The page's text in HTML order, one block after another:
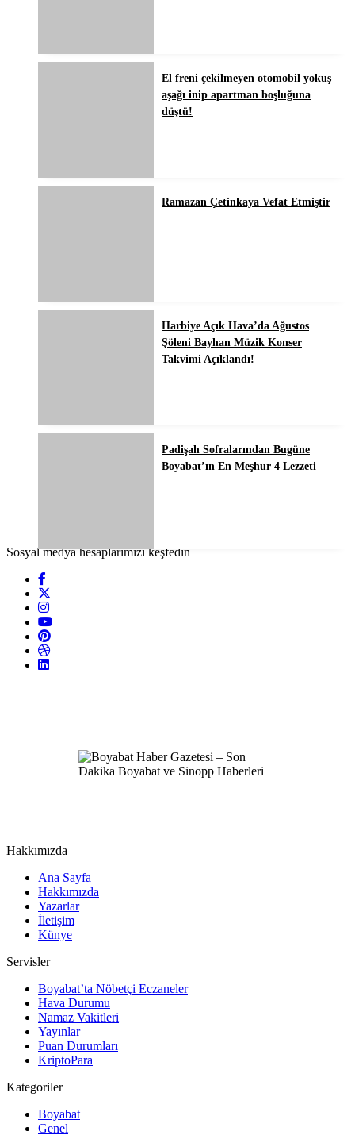
El freni çekilmeyen otomobil yokuş
aşağı inip apartman boşluğuna
düştü!
Ramazan Çetinkaya Vefat Etmiştir
Harbiye Açık Hava’da Ağustos
Şöleni Bayhan Müzik Konser
Takvimi Açıklandı!
Padişah Sofralarından Bugüne
Boyabat’ın En Meşhur 4 Lezzeti
Sosyal medya hesaplarımızı keşfedin
Hakkımızda
Ana Sayfa
Hakkımızda
Yazarlar
İletişim
Künye
Servisler
Boyabat’ta Nöbetçi Eczaneler
Hava Durumu
Namaz Vakitleri
Yayınlar
Puan Durumları
KriptoPara
Kategoriler
Boyabat
Genel